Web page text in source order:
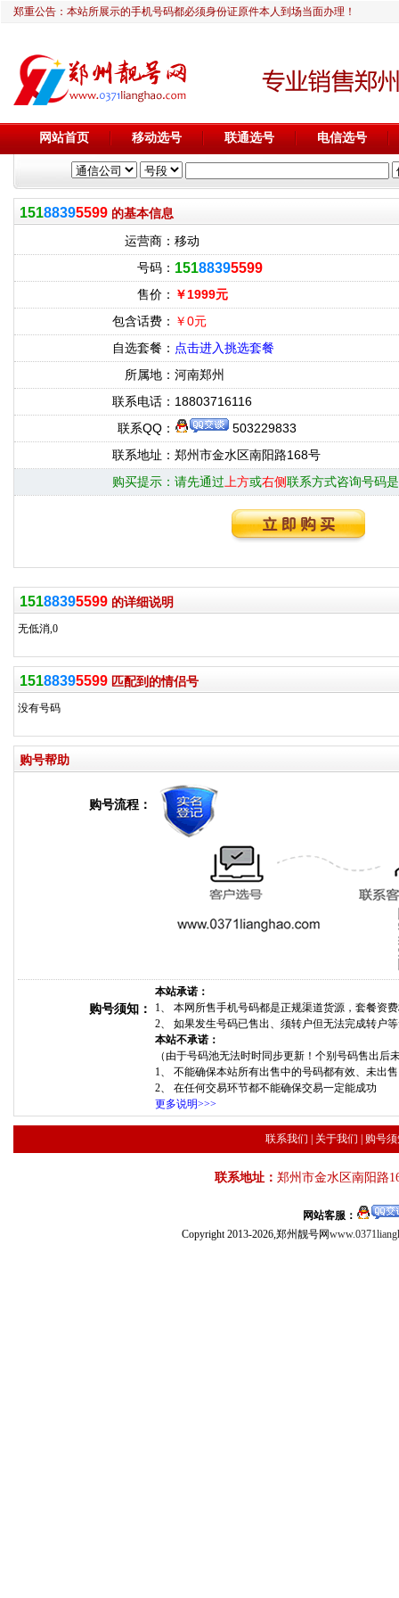
郑重公告：本站所展示的手机号码都必须身份证原件本人到场当面办理！
网站首页 移动选号 联通选号 电信选号
15188395599 的基本信息
运营商： 移动
号码： 15188395599
售价： ￥1999元
包含话费： ￥0元
自选套餐： 点击进入挑选套餐
所属地： 河南郑州
联系电话： 18803716116
联系QQ：
503229833
联系地址： 郑州市金水区南阳路168号
购买提示： 请先通过 上方或右侧联系方式咨询号码
15188395599 的详细说明
无低消,0
15188395599 匹配到的情侣号
没有号码
购号帮助
购号流程：
购号须知：
本站承诺：
1、 本网所售手机号码都是正规渠道货源，套餐资
2、 如果发生号码已售出、须转户但无法完成转户
本站不承诺：
（由于号码池无法时时同步更新！个别号码售出
1、 不能确保本站所有出售中的号码都有效、未出
2、 在任何交易环节都不能确保交易一定能成功
更多说明>>>
联系我们 关于我们 购号
联系地址： 郑州市金水区南阳路
网站客服：
Copyright 2013-2026,郑州靓号网